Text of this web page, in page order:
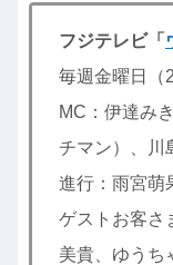
フジテレビ「
毎週金曜日（
MC：伊達み
チマン）、川
進行：雨宮萌
ゲストお客さ
美貴、ゆうち